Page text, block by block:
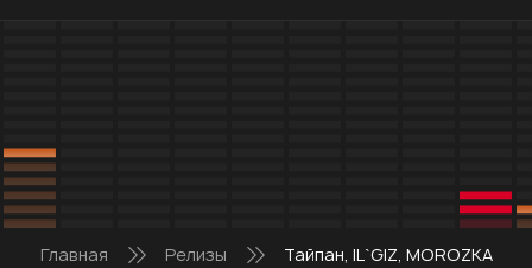
Главная Релизы Тайпан, IL`GIZ, MOROZKA